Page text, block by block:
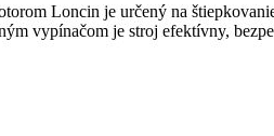
Loncin je určený na
vypínačom je stroj efektívny,